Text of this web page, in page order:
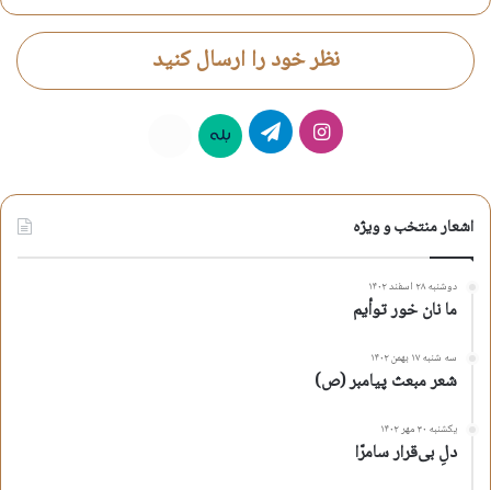
نظر خود را ارسال کنید
اینستاگرامتلگرام بله
اشعار منتخب و ویژه
دوشنبه ۲۸ اسفند ۱۴۰۲
ما نان خور توأیم
سه شنبه ۱۷ بهمن ۱۴۰۲
شعر مبعث پیامبر (ص)
یکشنبه ۳۰ مهر ۱۴۰۲
دلِ بی‌قرار سامرّا